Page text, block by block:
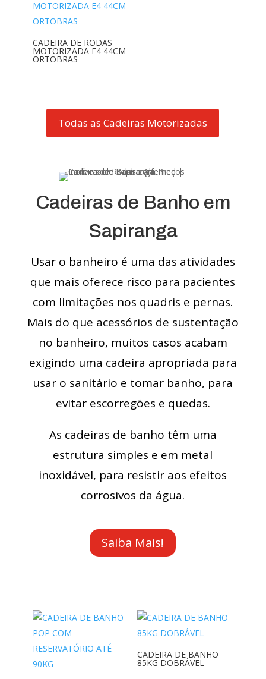
CADEIRA DE RODAS
MOTORIZADA E4 44CM
ORTOBRAS
Todas as Cadeiras Motorizadas
Cadeiras de Banho em
Sapiranga
Usar o banheiro é uma das atividades
que mais oferece risco para pacientes
com limitações nos quadris e pernas.
Mais do que acessórios de sustentação
no banheiro, muitos casos acabam
exigindo uma cadeira apropriada para
usar o sanitário e tomar banho, para
evitar escorregões e quedas.
As cadeiras de banho têm uma
estrutura simples e em metal
inoxidável, para resistir aos efeitos
corrosivos da água.
Saiba Mais!
CADEIRA DE BANHO
85KG DOBRÁVEL